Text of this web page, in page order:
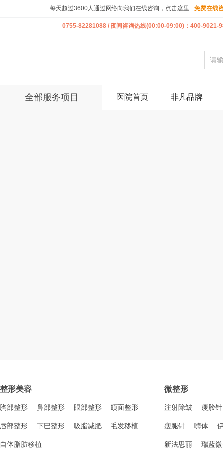
每天超过3600人通过网络向我们在线咨询，点击这里 免费在线
0755-82281088 / 夜间咨询热线(00:00-09:00)：400-9021-
全部服务项目 医院首页 非凡品牌
整形美容
胸部整形 鼻部整形 眼部整形 颌面整形
唇部整形 下巴整形 吸脂减肥 毛发移植
自体脂肪移植
微整形
注射除皱 瘦脸针
瘦腿针 嗨体
新法思丽 瑞蓝